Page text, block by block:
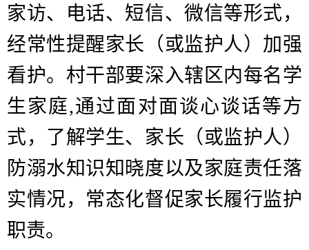
家访、电话、短信、微信等形式，
经常性提醒家长（或监护人）加强
看护。村干部要深入辖区内每名学
生家庭,通过面对面谈心谈话等方
式，了解学生、家长（或监护人）
防溺水知识知晓度以及家庭责任落
实情况，常态化督促家长履行监护
职责。